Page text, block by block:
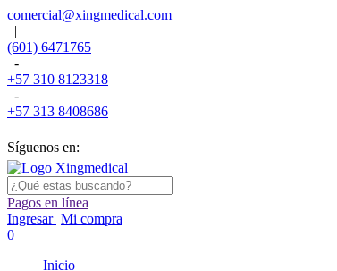
comercial@xingmedical.com
|
(601) 6471765
-
+57 310 8123318
-
+57 313 8408686
Síguenos en:
Pagos en línea
Ingresar Mi compra
0
Inicio